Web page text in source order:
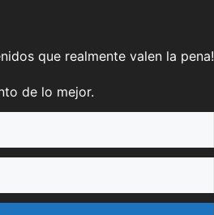
que realmente valen la pena!
de lo mejor.